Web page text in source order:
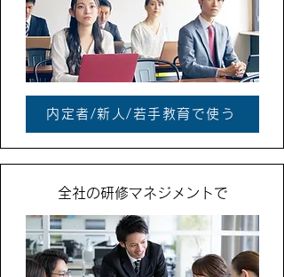
内定者/新人/若手教育で使う
全社の研修マネジメントで